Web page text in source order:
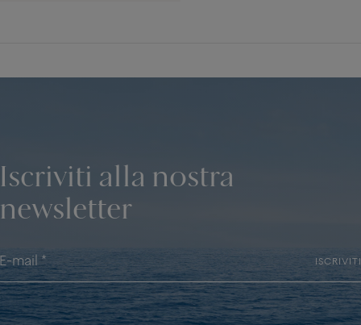
Iscriviti alla nostra
newsletter
ISCRIVITI